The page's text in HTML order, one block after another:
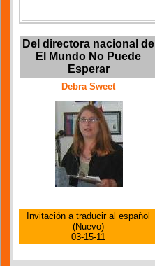
Del directora nacional de
El Mundo No Puede
Esperar
Debra Sweet
Invitación a traducir al español
(Nuevo)
03-15-11